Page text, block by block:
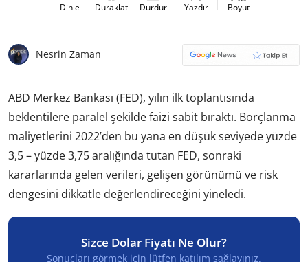
Dinle Duraklat Durdur Yazdır Boyut
Nesrin Zaman
ABD Merkez Bankası (FED), yılın ilk toplantısında
beklentilere paralel şekilde faizi sabit bıraktı. Borçlanma
maliyetlerini 2022’den bu yana en düşük seviyede yüzde
3,5 – yüzde 3,75 aralığında tutan FED, sonraki
kararlarında gelen verileri, gelişen görünümü ve risk
dengesini dikkatle değerlendireceğini yineledi.
Sizce Dolar Fiyatı Ne Olur?
Sonuçları görmek için lütfen katılım sağlayınız.